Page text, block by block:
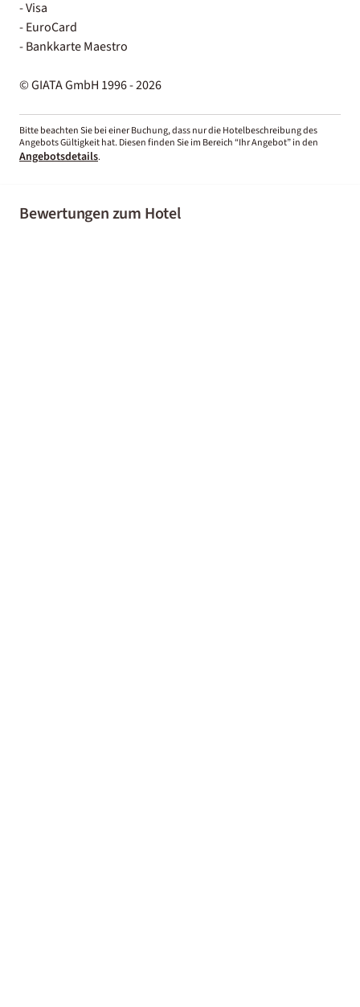
- Visa
- EuroCard
- Bankkarte Maestro
© GIATA GmbH 1996 - 2026
Bitte beachten Sie bei einer Buchung, dass nur die Hotelbeschreibung des
Angebots Gültigkeit hat. Diesen finden Sie im Bereich “Ihr Angebot” in den
Angebotsdetails.
Bewertungen zum Hotel